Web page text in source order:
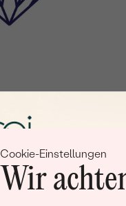
Cookie-Einstellungen
Wir